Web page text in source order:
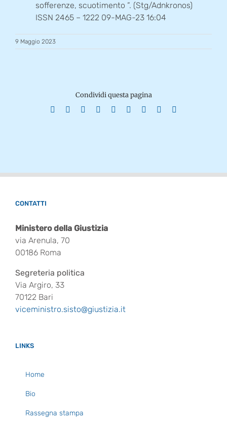
sofferenze, scuotimento ”. (Stg/Adnkronos)
ISSN 2465 – 1222 09-MAG-23 16:04
9 Maggio 2023
Condividi questa pagina
Facebook Reddit LinkedInWhatsApp
TumblrPinterest
CONTATTI
Ministero della Giustizia
via Arenula, 70
00186 Roma
Segreteria politica
Via Argiro, 33
70122 Bari
viceministro.sisto@giustizia.it
LINKS
Home
Bio
Rassegna stampa